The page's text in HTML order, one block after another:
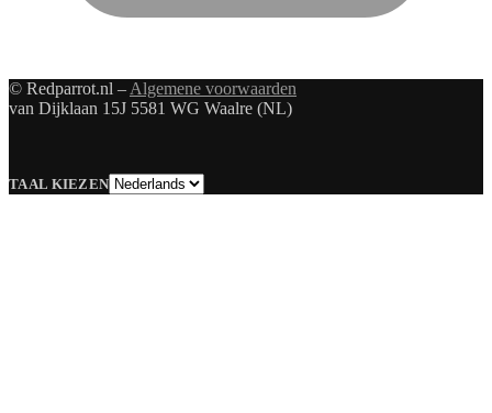
© Redparrot.nl – Algemene voorwaarden
van Dijklaan 15J 5581 WG Waalre (NL)
TAAL KIEZENTaal